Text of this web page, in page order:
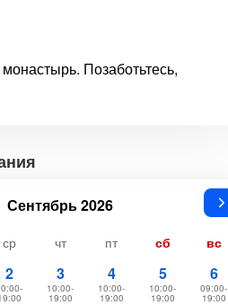
Позаботьтесь,
Сентябрь 2026
ср чт пт сб вс
2 3
10:00-
19:00
4
10:00-
19:00
5
10:00-
19:00
6
09:00-
19:00